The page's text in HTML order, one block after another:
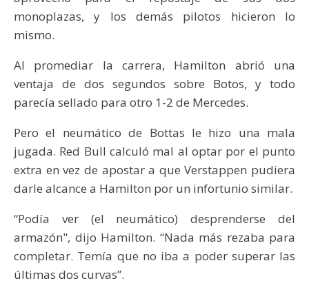
monoplazas, y los demás pilotos hicieron lo
mismo.
Al promediar la carrera, Hamilton abrió una
ventaja de dos segundos sobre Botos, y todo
parecía sellado para otro 1-2 de Mercedes.
Pero el neumático de Bottas le hizo una mala
jugada. Red Bull calculó mal al optar por el punto
extra en vez de apostar a que Verstappen pudiera
darle alcance a Hamilton por un infortunio similar.
“Podía ver (el neumático) desprenderse del
armazón", dijo Hamilton. “Nada más rezaba para
completar. Temía que no iba a poder superar las
últimas dos curvas”.